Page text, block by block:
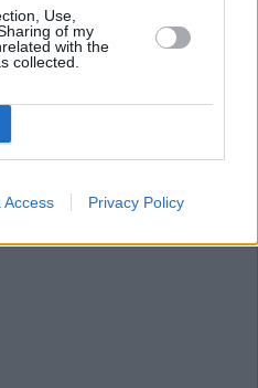
Use,
of my
with the
collected.
Access Privacy Policy